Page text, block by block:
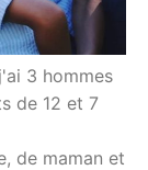
3 hommes
de 12 et 7
de maman et